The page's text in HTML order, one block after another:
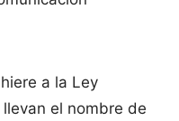
a la Ley
el nombre de